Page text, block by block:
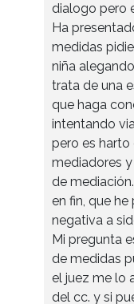
dialogo pero
Ha
medidas
niña
trata de una
que haga
intentando
pero es harto
mediadores
de mediación.
en fin, que
negativa a
Mi pregunta
de medidas
el juez me lo
del cc. y si